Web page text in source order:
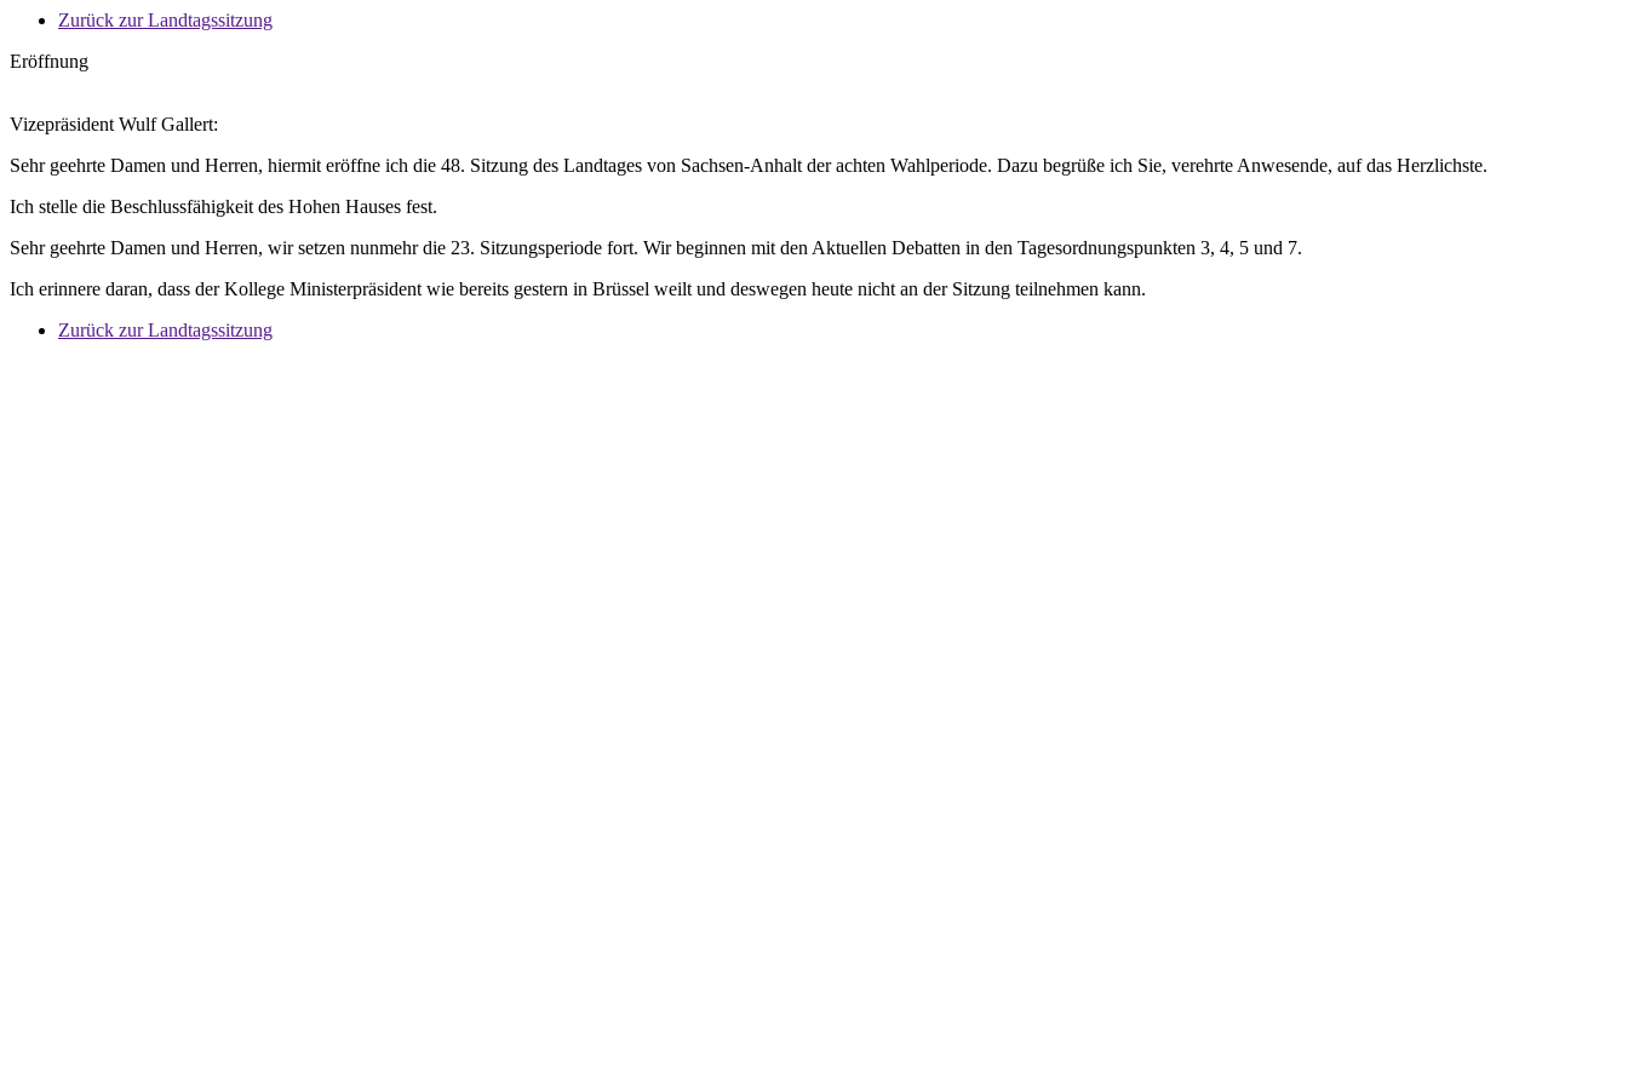
Zurück zur Landtagssitzung
Eröffnung
Vizepräsident Wulf Gallert:
Sehr geehrte Damen und Herren, hiermit eröffne ich die 48. Sitzung des Landtages von Sachsen-Anhalt der achten Wahlperiode. Dazu begrüße ich Sie, verehrte Anwesende, auf das Herzlichste.
Ich stelle die Beschlussfähigkeit des Hohen Hauses fest.
Sehr geehrte Damen und Herren, wir setzen nunmehr die 23. Sitzungsperiode fort. Wir beginnen mit den Aktuellen Debatten in den Tagesordnungspunkten 3, 4, 5 und 7.
Ich erinnere daran, dass der Kollege Ministerpräsident wie bereits gestern in Brüssel weilt und deswegen heute nicht an der Sitzung teilnehmen kann.
Zurück zur Landtagssitzung